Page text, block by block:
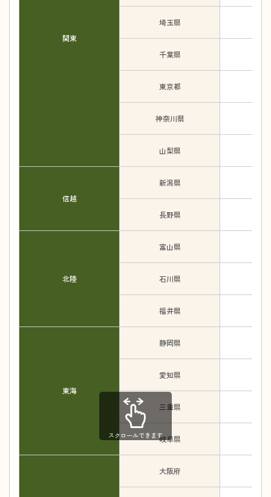
関東
埼玉県
千葉県
東京都
神奈川県
山梨県
信越
新潟県
長野県
北陸
富山県
石川県
福井県
東海
静岡県
愛知県
三重県
岐阜県
大阪府
スクロールできます